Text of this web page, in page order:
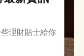
理財貼士給你